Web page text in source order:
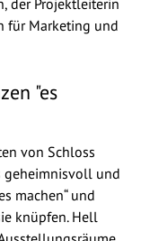
der Projektleiterin
für Marketing und
"es
von Schloss
geheimnisvoll und
machen“ und
knüpfen. Hell